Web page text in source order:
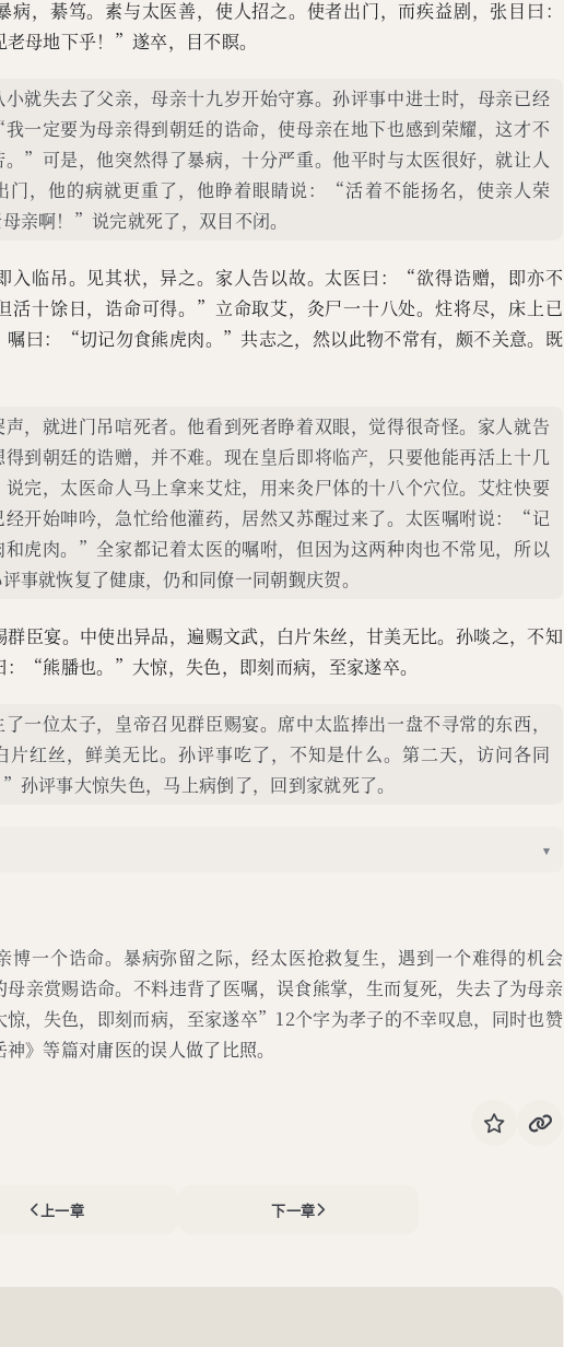
，綦笃。素与太医善，使人招之。使者出门，而疾益剧，张目曰：
母地下乎！”遂卒，目不瞑。
就失去了父亲，母亲十九岁开始守寡。孙评事中进士时，母亲已经
一定要为母亲得到朝廷的诰命，使母亲在地下也感到荣耀，这才不
”可是，他突然得了暴病，十分严重。他平时与太医很好，就让人
门，他的病就更重了，他睁着眼睛说：“活着不能扬名，使亲人荣
亲啊！”说完就死了，双目不闭。
入临吊。见其状，异之。家人告以故。太医曰：“欲得诰赠，即亦不
活十馀日，诰命可得。”立命取艾，灸尸一十八处。炷将尽，床上已
嘱曰：“切记勿食熊虎肉。”共志之，然以此物不常有，颇不关意。既
，就进门吊唁死者。他看到死者睁着双眼，觉得很奇怪。家人就告
到朝廷的诰赠，并不难。现在皇后即将临产，只要他能再活上十几
完，太医命人马上拿来艾炷，用来灸尸体的十八个穴位。艾炷快要
开始呻吟，急忙给他灌药，居然又苏醒过来了。太医嘱咐说：“记
虎肉。”全家都记着太医的嘱咐，但因为这两种肉也不常见，所以
事就恢复了健康，仍和同僚一同朝觐庆贺。
臣宴。中使出异品，遍赐文武，白片朱丝，甘美无比。孙啖之，不知
“熊膰也。”大惊，失色，即刻而病，至家遂卒。
一位太子，皇帝召见群臣赐宴。席中太监捧出一盘不寻常的东西，
片红丝，鲜美无比。孙评事吃了，不知是什么。第二天，访问各同
评事大惊失色，马上病倒了，回到家就死了。
▾
博一个诰命。暴病弥留之际，经太医抢救复生，遇到一个难得的机会
亲赏赐诰命。不料违背了医嘱，误食熊掌，生而复死，失去了为母亲
，失色，即刻而病，至家遂卒”12个字为孝子的不幸叹息，同时也赞
》等篇对庸医的误人做了比照。
上一章 下一章